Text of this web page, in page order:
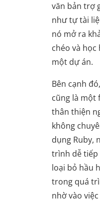
văn bản trợ
như tự tài
nó mở ra
chéo và
một dự án.
Bên cạnh
cũng là một
thân thiện
không
dụng Ruby,
trình dễ tiếp
loại bỏ hầu
trong quá
nhờ vào